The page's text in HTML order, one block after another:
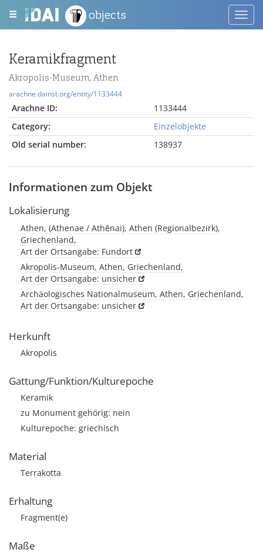
objects
Keramikfragment
Akropolis-Museum, Athen
arachne.dainst.org/entity/1133444
Arachne ID:
1133444
Category:
Einzelobjekte
Old serial number:
138937
Informationen zum Objekt
Lokalisierung
Athen, (Athenae / Athēnai), Athen (Regionalbezirk),
Griechenland,
Art der Ortsangabe: Fundort
Akropolis-Museum, Athen, Griechenland,
Art der Ortsangabe: unsicher
Archäologisches Nationalmuseum, Athen, Griechenland,
Art der Ortsangabe: unsicher
Herkunft
Akropolis
Gattung/Funktion/Kulturepoche
Keramik
zu Monument gehörig: nein
Kulturepoche: griechisch
Material
Terrakotta
Erhaltung
Fragment(e)
Maße